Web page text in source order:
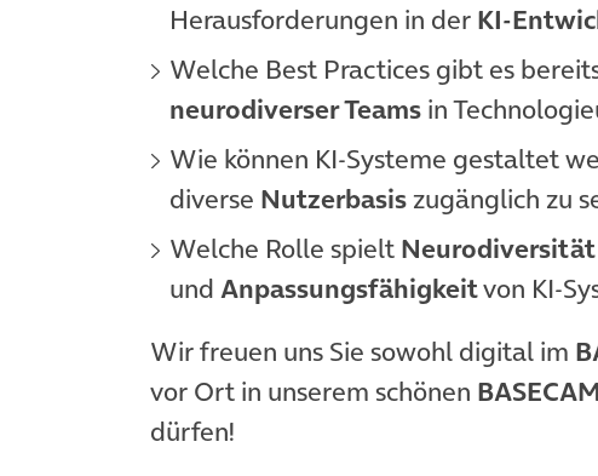
Herausforderungen in der KI-
Welche Best Practices gibt es
neurodiverser Teams in
Wie können KI-Systeme gestaltet
diverse Nutzerbasis zugänglich zu
Welche Rolle spielt Neurodiversität
und Anpassungsfähigkeitvon KI-
Wir freuen uns Sie sowohl digital im
vor Ort in unserem schönen
dürfen!